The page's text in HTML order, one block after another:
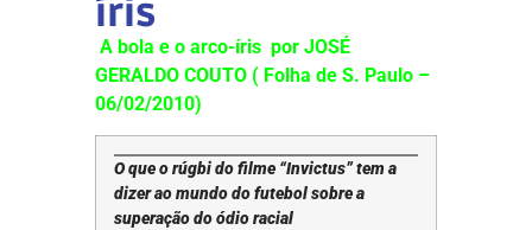
íris
A bola e o arco-íris por JOSÉ
GERALDO COUTO ( Folha de S. Paulo –
06/02/2010)
O que o rúgbi do filme “Invictus” tem a
dizer ao mundo do futebol sobre a
superação do ódio racial